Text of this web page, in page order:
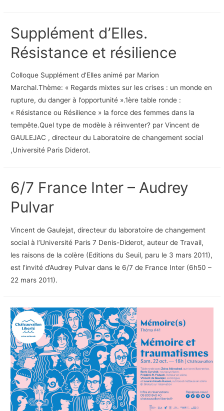
Supplément d’Elles.
Résistance et résilience
Colloque Supplément d’Elles animé par Marion
Marchal.Thème: « Regards mixtes sur les crises : un monde en
rupture, du danger à l’opportunité ».1ère table ronde :
« Résistance ou Résilience » la force des femmes dans la
tempête.Quel type de modèle à réinventer? par Vincent de
GAULEJAC , directeur du Laboratoire de changement social
,Université Paris Diderot.
6/7 France Inter – Audrey
Pulvar
Vincent de Gaulejat, directeur du laboratoire de changement
social à l’Université Paris 7 Denis-Diderot, auteur de Travail,
les raisons de la colère (Editions du Seuil, paru le 3 mars 2011),
est l’invité d’Audrey Pulvar dans le 6/7 de France Inter (6h50 –
22 mars 2011).